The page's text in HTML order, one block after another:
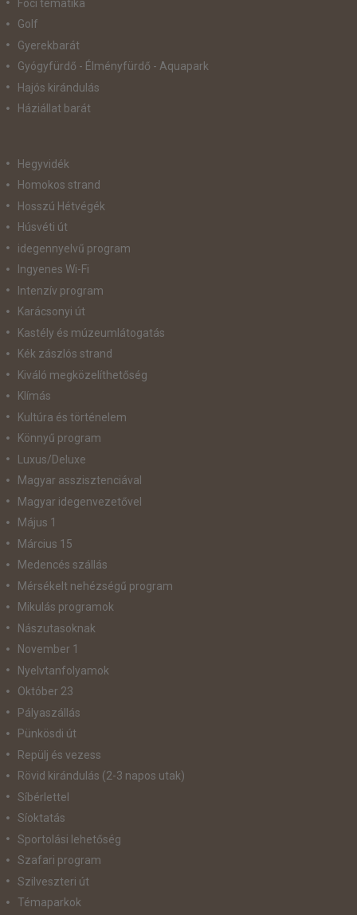
Foci tematika
Golf
Gyerekbarát
Gyógyfürdő - Élményfürdő - Aquapark
Hajós kirándulás
Háziállat barát
Hegyvidék
Homokos strand
Hosszú Hétvégék
Húsvéti út
idegennyelvű program
Ingyenes Wi-Fi
Intenzív program
Karácsonyi út
Kastély és múzeumlátogatás
Kék zászlós strand
Kiváló megközelíthetőség
Klímás
Kultúra és történelem
Könnyű program
Luxus/Deluxe
Magyar asszisztenciával
Magyar idegenvezetővel
Május 1
Március 15
Medencés szállás
Mérsékelt nehézségű program
Mikulás programok
Nászutasoknak
November 1
Nyelvtanfolyamok
Október 23
Pályaszállás
Pünkösdi út
Repülj és vezess
Rövid kirándulás (2-3 napos utak)
Síbérlettel
Síoktatás
Sportolási lehetőség
Szafari program
Szilveszteri út
Témaparkok